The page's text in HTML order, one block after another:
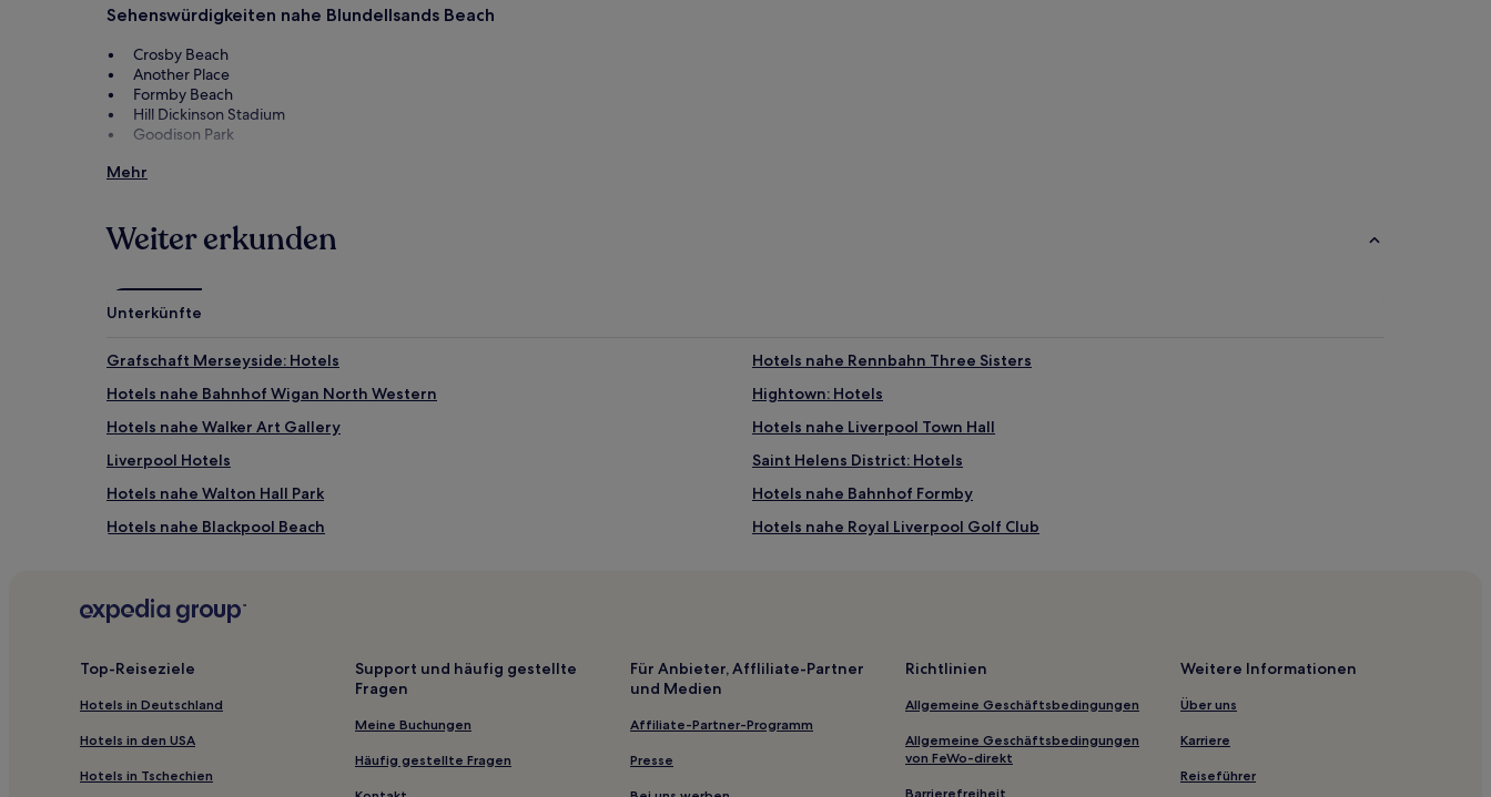
Sehenswürdigkeiten nahe Blundellsands Beach
Crosby Beach
Another Place
Formby Beach
Hill Dickinson Stadium
Goodison Park
Aktivitäten nahe Blundellsands Beach
Liverpool Empire Theatre
O2 Academy
Mehr
Weiter erkunden
Unterkünfte
Grafschaft Merseyside: Hotels
Hotels nahe Rennbahn Three Sisters
Hotels nahe Bahnhof Wigan North Western
Hightown: Hotels
Hotels nahe Walker Art Gallery
Hotels nahe Liverpool Town Hall
Liverpool Hotels
Saint Helens District: Hotels
Hotels nahe Walton Hall Park
Hotels nahe Bahnhof Formby
Hotels nahe Blackpool Beach
Hotels nahe Royal Liverpool Golf Club
Hotels nahe DW Stadium
Hotels nahe Formby
Hotels nahe Liverpool Central Library
Lytham Hotels
Hotels nahe Haydock Racecourse
Hotels nahe Coronation Gardens
Hotels nahe Port Sunlight Museum
Top-Reiseziele
Hotels in Deutschland
Hotels in den USA
Hotels in Tschechien
Support und häufig gestellte
Fragen
Meine Buchungen
Häufig gestellte Fragen
Für Anbieter, Affliliate-Partner
und Medien
Affiliate-Partner-Programm
Presse
Richtlinien
Allgemeine Geschäftsbedingungen
Allgemeine Geschäftsbedingungen
von FeWo-direkt
Barrierefreiheit
Weitere Informationen
Über uns
Karriere
Reiseführer